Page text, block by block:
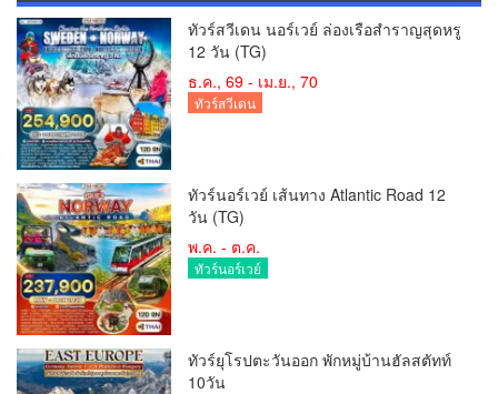
ทัวร์สวีเดน นอร์เวย์ ล่องเรือสำราญสุดหรู
12 วัน (TG)
ธ.ค., 69 - เม.ย., 70
ทัวร์สวีเดน
ทัวร์นอร์เวย์ เส้นทาง Atlantic Road 12
วัน (TG)
พ.ค. - ต.ค.
ทัวร์นอร์เวย์
ทัวร์ยุโรปตะวันออก พักหมู่บ้านฮัลสตัทท์
10วัน